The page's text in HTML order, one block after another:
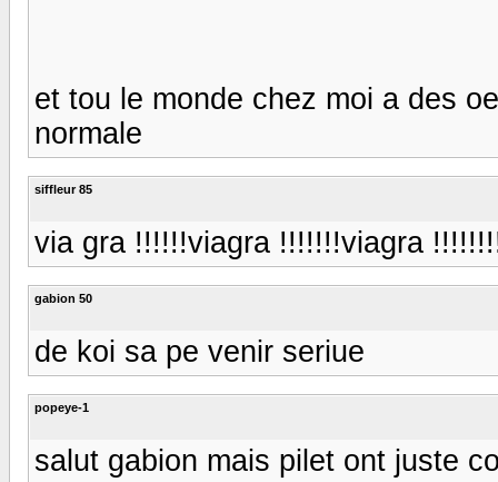
et tou le monde chez moi a des
normale
siffleur 85
via gra !!!!!!viagra !!!!!!!viagra
gabion 50
de koi sa pe venir seriue
popeye-1
salut gabion mais pilet ont juste